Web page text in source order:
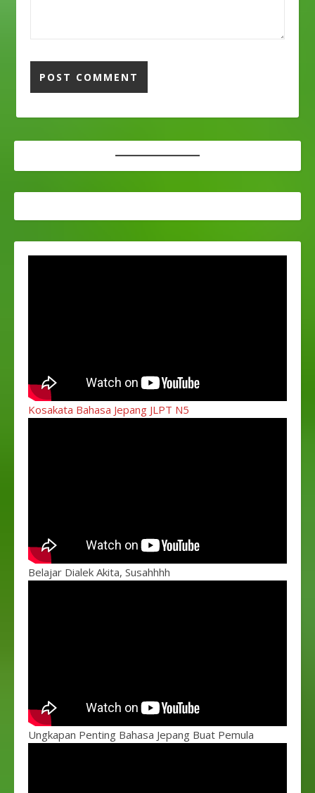
Kosakata Bahasa Jepang JLPT N5
Belajar Dialek Akita, Susahhhh
Ungkapan Penting Bahasa Jepang Buat Pemula